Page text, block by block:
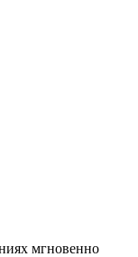
мгновенно